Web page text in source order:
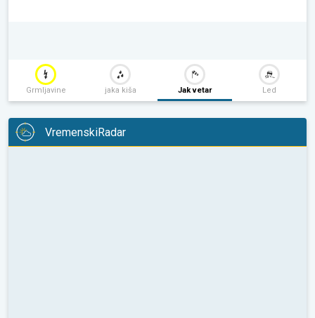
Grmljavine jaka kiša Jak vetar Led
VremenskiRadar